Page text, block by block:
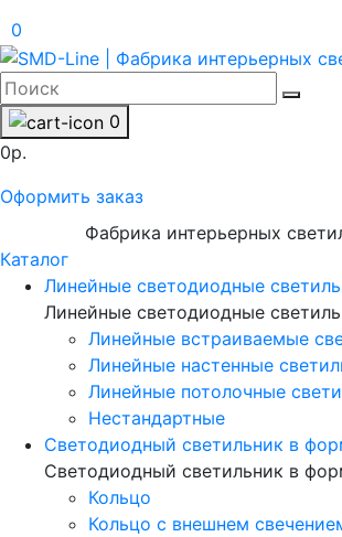
0
0
0р.
Оформить заказ
Фабрика интерьерных
Каталог
Линейные светодиодные
Линейные светодиодные
Линейные встраиваемые
Линейные настенные
Линейные потолочные
Нестандартные
Светодиодный светильник в
Светодиодный светильник в
Кольцо
Кольцо с внешнем